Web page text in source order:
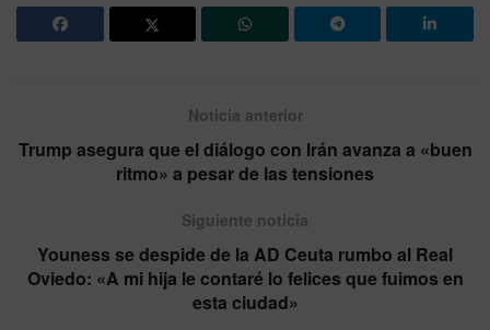
Noticia anterior
Trump asegura que el diálogo con Irán avanza a «buen
ritmo» a pesar de las tensiones
Siguiente noticia
Youness se despide de la AD Ceuta rumbo al Real
Oviedo: «A mi hija le contaré lo felices que fuimos en
esta ciudad»